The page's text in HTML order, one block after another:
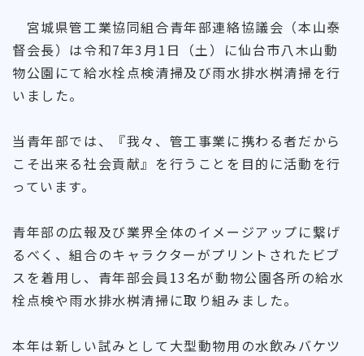
宮城県管工業協同組合青年部連絡協議会（本山泰
督会長）は令和7年3月1日（土）に仙台市八木山動
物公園にて給水栓点検清掃及び雨水排水桝清掃を行
いました。
当青年部では、『我々、管工事業に携わる者だから
こそ出来る社会貢献』を行うことを目的に活動を行
っています。
青年部の広報及び業界全体のイメージアップに繋げ
るべく、組合のキャラクターがプリントされたビブ
スを着用し、青年部会員13名が動物公園各所の給水
栓点検や雨水排水桝清掃に取り組みました。
本年は新しい試みとして大型動物用の水飲みバケツ